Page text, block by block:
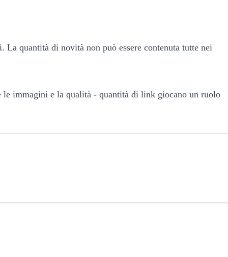
quantità di novità non può essere contenuta tutte nei
le immagini e la qualità - quantità di link giocano un ruolo